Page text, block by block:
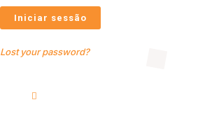
Lost your password?